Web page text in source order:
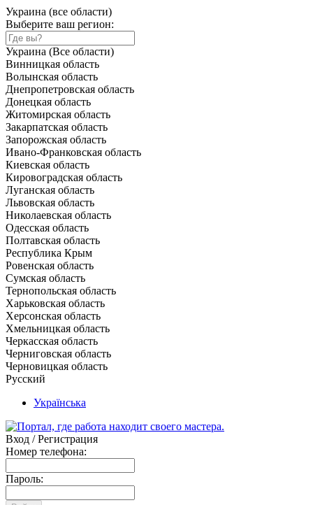
Украина (все области)
Выберите ваш регион:
Украина (Все области)
Винницкая область
Волынская область
Днепропетровская область
Донецкая область
Житомирская область
Закарпатская область
Запорожская область
Ивано-Франковская область
Киевская область
Кировоградская область
Луганская область
Львовская область
Николаевская область
Одесская область
Полтавская область
Республика Крым
Ровенская область
Сумская область
Тернопольская область
Харьковская область
Херсонская область
Хмельницкая область
Черкасская область
Черниговская область
Черновицкая область
Русский
Українська
Вход / Регистрация
Номер телефона:
Пароль: